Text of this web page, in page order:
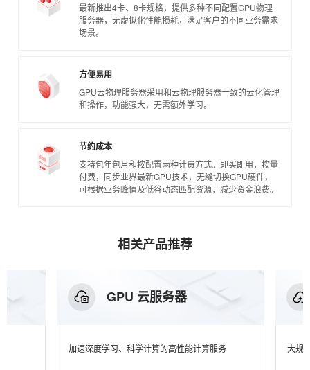
最新推出4卡、8卡规格，提供多种不同配置GPU物理
服务器，无虚拟化性能损耗，满足客户的不同业务需求
场景。
方便易用
GPU云物理服务器采用和云物理服务器一致的云化管理
和操作，功能强大，无需额外学习。
节约成本
支持包年包月和按配置两种计费方式。即买即用，按量
付费，同步业界最新GPU技术，无缝切换GPU硬件，
可根据业务峰值及低谷动态匹配资源，减少资金浪费。
相关产品推荐
GPU 云服务器
加速深度学习、科学计算的高性能计算服务 大规